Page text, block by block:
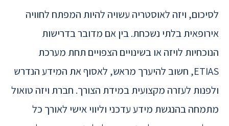
לסיכום, ויזה לאוסטריה עשויה להיות המפתח לחוויה
אירופאית בלתי נשכחת. בין אם מדובר בדרישות
הנוכחיות לויזה או בשינויים הצפויים תחת מערכת
ETIAS, חשוב להיערך מראש, לאסוף את המידע הנדרש
ולפנות לעזרה מקצועית במידת הצורך. חברת ויזה טואול
מתמחה בהנגשת מידע עדכני וליווי אישי לאורך כל